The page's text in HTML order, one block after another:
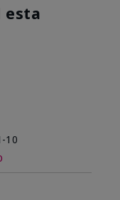
esta
10